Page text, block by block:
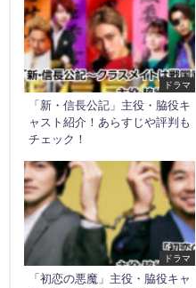
ドラマ
「新・信長公記」主役・脇役キ
ャスト紹介！あらすじや評判も
チェック！
ドラマ
「初恋の悪魔」主役・脇役キャ